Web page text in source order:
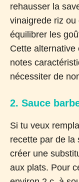
rehausser la
vinaigrede riz
équilibrer les
Cette alternative
notes
nécessiter de
2. Sauce
Si tu veux
recette par de la
créer une
aux plats. Pour